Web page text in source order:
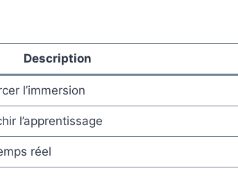
Description
l’immersion
l’apprentissage
réel